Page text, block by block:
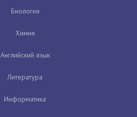
Биология
Химия
Английский язык
Литература
Информатика